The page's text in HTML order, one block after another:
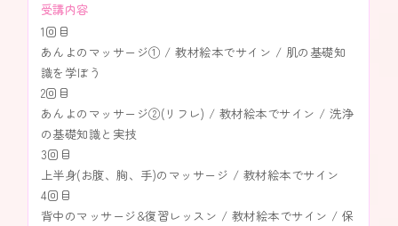
受講内容
1回目
あんよのマッサージ① / 教材絵本でサイン / 肌の基礎知
識を学ぼう
2回目
あんよのマッサージ②(リフレ) / 教材絵本でサイン / 洗浄
の基礎知識と実技
3回目
上半身(お腹、胸、手)のマッサージ / 教材絵本でサイン
4回目
背中のマッサージ&復習レッスン / 教材絵本でサイン / 保